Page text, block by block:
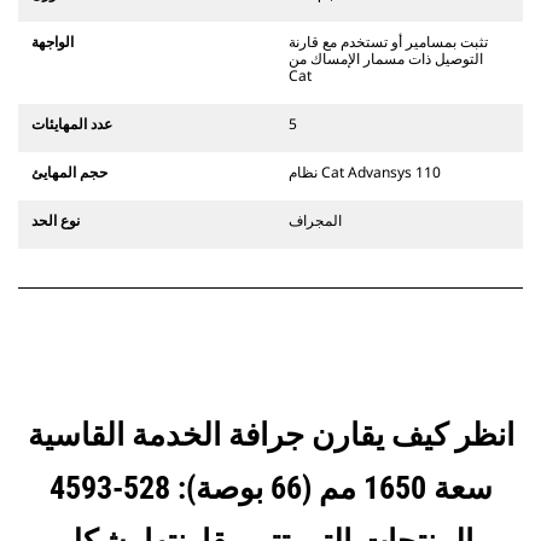
الثابتة. تتميز قارنات التوصيل المخصصة
الواجهة
تثبت بمسامير أو تستخدم مع قارنة
التوصيل ذات مسمار الإمساك من
Cat
عدد المهايئات 5
حجم المهايئ نظام Cat Advansys 110
نوع الحد المجراف
انظر كيف يقارن جرافة الخدمة القاسية
سعة 1650 مم (66 بوصة): 528-4593